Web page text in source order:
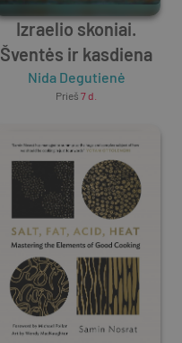
Izraelio skoniai.
Šventės ir kasdiena
Nida Degutienė
Prieš 7 d.